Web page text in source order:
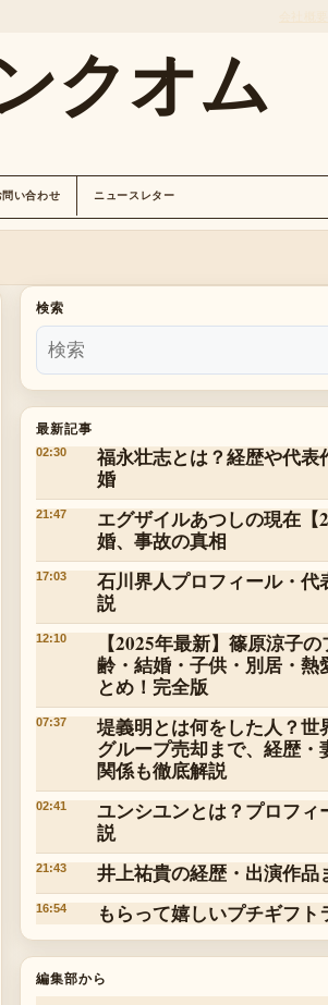
クオム
問い合わせ ニュースレター
検索
最新記事
02:30
福永壮志とは？経歴や代
婚
21:47
エグザイルあつしの現在【
婚、事故の真相
17:03
石川界人プロフィール・
説
12:10
【2025年最新】篠原涼子
齢・結婚・子供・別居・熱
とめ！完全版
07:37
堤義明とは何をした人？
グループ売却まで、経歴
関係も徹底解説
02:41
ユンシユンとは？プロフ
説
21:43 井上祐貴の経歴・出演作品
16:54 もらって嬉しいプチギフ
編集部から